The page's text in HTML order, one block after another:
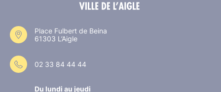
Place Fulbert de Beina
61303 L’Aigle
02 33 84 44 44
Du lundi au jeudi